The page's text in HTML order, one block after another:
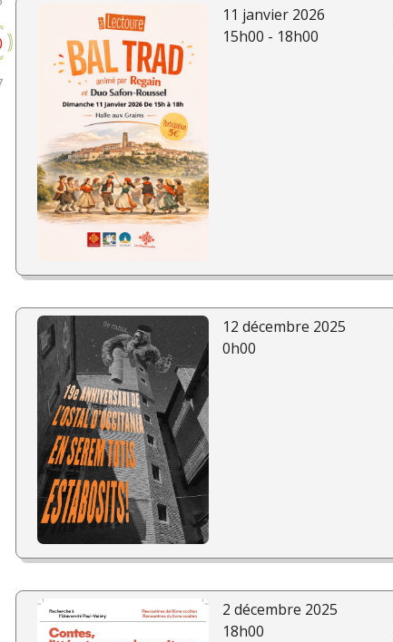
11 janvier 2026
15h00 - 18h00
12 décembre 2025
0h00
2 décembre 2025
18h00